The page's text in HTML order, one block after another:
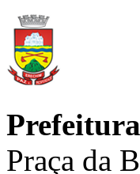
Praça da